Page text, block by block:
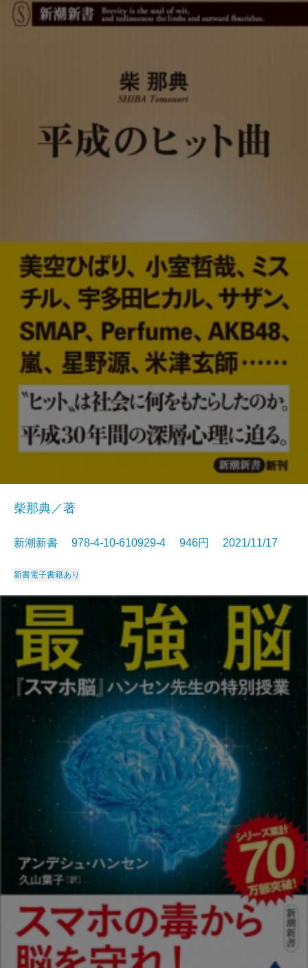
柴那典／著
新潮新書 978-4-10-610929-4 946円 2021/11/17
新書電子書籍あり